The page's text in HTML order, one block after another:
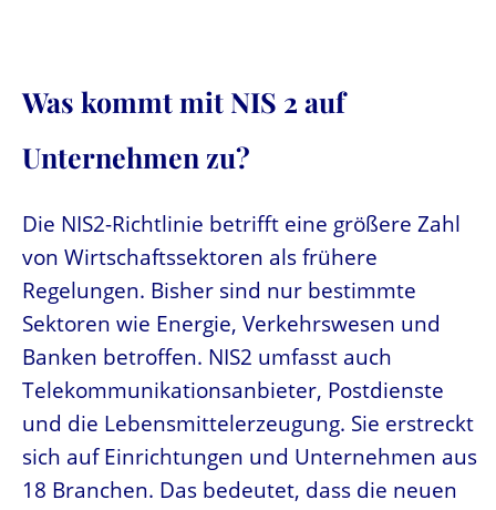
Was kommt mit NIS 2 auf
Unternehmen zu?
Die NIS2-Richtlinie betrifft eine größere Zahl
von Wirtschaftssektoren als frühere
Regelungen. Bisher sind nur bestimmte
Sektoren wie Energie, Verkehrswesen und
Banken betroffen. NIS2 umfasst auch
Telekommunikationsanbieter, Postdienste
und die Lebensmittelerzeugung. Sie erstreckt
sich auf Einrichtungen und Unternehmen aus
18 Branchen. Das bedeutet, dass die neuen